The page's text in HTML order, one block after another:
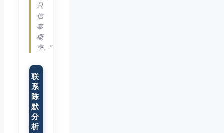
只
信
奉
概
率。”
联
系
陈
默
分
析